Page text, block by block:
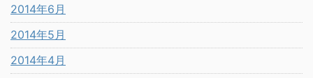
2014年6月
2014年5月
2014年4月